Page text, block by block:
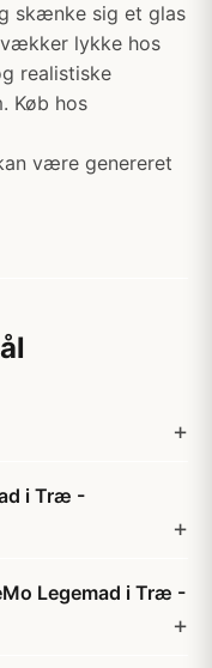
skænke sig et glas
lykke hos
realistiske
Køb hos
være genereret
i Træ -
Legemad i Træ -